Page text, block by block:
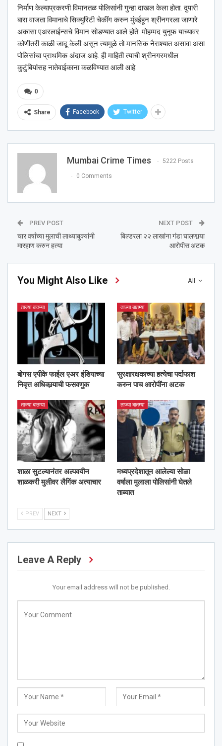
निर्माण केल्याप्रकरणी विमानतळ पोलिसांनी गुन्हा दाखल केला होता. दुपारी
बारा वाजता विमानाचे सिक्युरिटी चेकींग करुन मुंबईहून श्रीनगरला जाणारे
अकासा एअरलाईन्सचे विमान सोडण्यात आले होते. मोहम्मद युनूफ याच्यावर
कोणीतरी काळी जादू केली असून त्यामुळे तो मानसिक नैराश्यात असावा असा
पोलिसांचा प्राथमिक अंदाज आहे. ही माहिती त्याची श्रीनगरमधील
कुटुंबियांसह नातेवाईकाना कळविण्यात आली आहे.
0
Share Facebook Twitter
Mumbai Crime Times 5222 Posts
0 Comments
PREV POST
चार वर्षांच्या मुलाची लाथ्याबुक्यांनी
मारहाण करुन हत्या
NEXT POST
बिल्डरला २२ लाखांना गंडा घालणार्‍या
आरोपीस अटक
All
You Might Also Like
ताज्या बातम्या
बोगस एपीके फाईल एअर इंडियाच्या
निवृत्त अधिकार्‍याची फसवणुक
ताज्या बातम्या
सुरक्षारक्षकाच्या हत्येचा पर्दाफाश
करुन पाच आरोपींना अटक
ताज्या बातम्या
शाळा सुटल्यानंतर अल्पवयीन
शाळकरी मुलीवर लैगिंक अत्याचार
ताज्या बातम्या
मध्यप्रदेशातून आलेल्या सोळा
वर्षाला मुलाला पोलिसांनी घेतले
ताब्यात
PREV NEXT
Leave A Reply
Your email address will not be published.